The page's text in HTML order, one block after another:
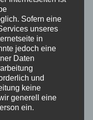
für jede
Inhalte zum Teil
sind oder weil
vorhanden
Name, die
die
Sofern eine
unseres
in
jedoch eine
Daten
und
keine
generell eine
ein.